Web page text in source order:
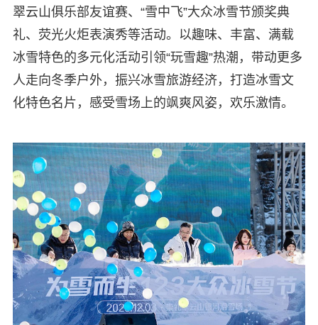
翠云山俱乐部友谊赛、“雪中飞”大众冰雪节颁奖典
礼、荧光火炬表演秀等活动。以趣味、丰富、满载
冰雪特色的多元化活动引领“玩雪趣”热潮，带动更多
人走向冬季户外，振兴冰雪旅游经济，打造冰雪文
化特色名片，感受雪场上的飒爽风姿，欢乐激情。